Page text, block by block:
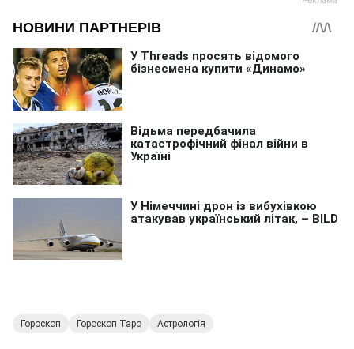
Гороскоп Гороскоп Таро Астрологія